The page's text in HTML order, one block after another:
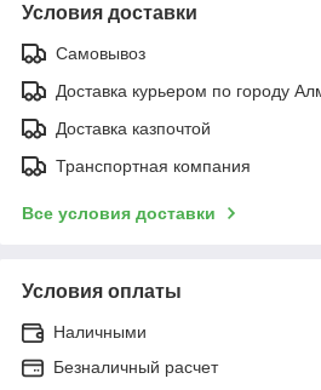
Условия доставки
Самовывоз
Доставка курьером по городу
Доставка казпочтой
Транспортная компания
Все условия доставки
Условия оплаты
Наличными
Безналичный расчет